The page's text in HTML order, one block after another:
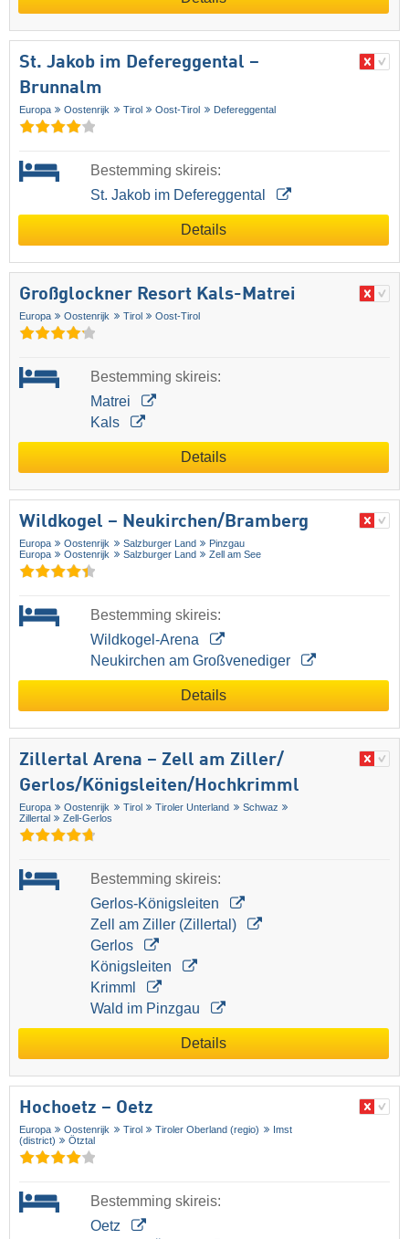
St. Jakob im Defereggental –
Brunnalm
Europa Oostenrijk Tirol Oost-Tirol Defereggental
Bestemming skireis:
St. Jakob im Defereggental
Details
Großglockner Resort Kals-Matrei
Europa Oostenrijk Tirol Oost-Tirol
Bestemming skireis:
Matrei
Kals
Details
Wildkogel – Neukirchen/​Bramberg
Europa Oostenrijk Salzburger Land
Pinzgau
Europa
Oostenrijk Salzburger Land Zell am See
Bestemming skireis:
Wildkogel-Arena
Neukirchen am Großvenediger
Details
Zillertal Arena – Zell am Ziller/​
Gerlos/​Königsleiten/​Hochkrimml
Europa Oostenrijk Tirol Tiroler Unterland
Schwaz
Zillertal
Zell-Gerlos
Bestemming skireis:
Gerlos-Königsleiten
Zell am Ziller (Zillertal)
Gerlos
Königsleiten
Krimml
Wald im Pinzgau
Details
Hochoetz – Oetz
Europa Oostenrijk Tirol Tiroler Oberland (regio)
Imst
(district)
Ötztal
Bestemming skireis:
Oetz